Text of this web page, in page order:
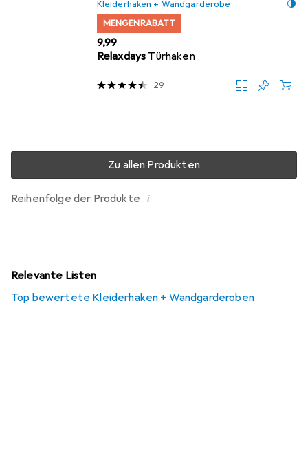
Kleiderhaken + Wandgarderobe
MENGENRABATT
EUR
9,99
Relaxdays Türhaken
29
Reihenfolge der Produkte i
Zu allen Produkten
Relevante Listen
Top bewertete Kleiderhaken + Wandgarderoben